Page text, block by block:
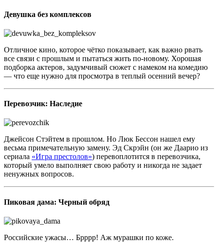
Девушка без комплексов
Отличное кино, которое чётко показывает, как важно рвать
все связи с прошлым и пытаться жить по-новому. Хорошая
подборка актеров, задумчивый сюжет с намеком на комедию
— что еще нужно для просмотра в теплый осенний вечер?
Перевозчик: Наследие
Джейсон Стэйтем в прошлом. Но Люк Бессон нашел ему
весьма примечательную замену. Эд Скрэйн (он же Даарио из
сериала «Игра престолов») перевоплотится в перевозчика,
который умело выполняет свою работу и никогда не задает
ненужных вопросов.
Пиковая дама: Черный обряд
Российские ужасы… Брррр! Аж мурашки по коже.